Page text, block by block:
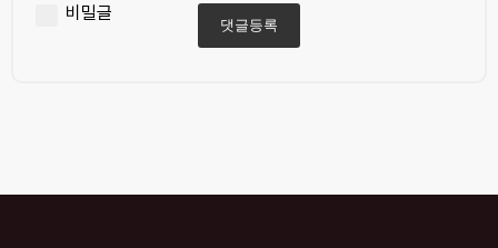
비밀글
댓글등록